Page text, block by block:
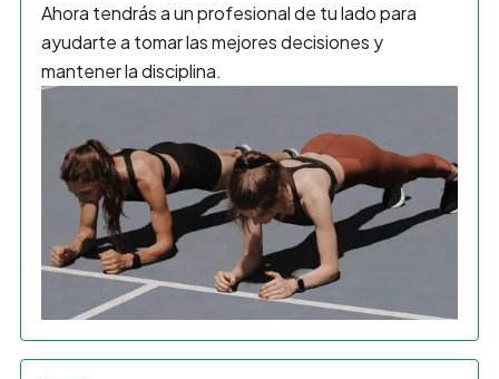
Ahora tendrás a un profesional de tu lado para
ayudarte a tomar las mejores decisiones y
mantener la disciplina.